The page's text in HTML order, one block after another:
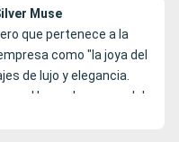
Muse
que pertenece a la
como "la joya del
de lujo y elegancia.
es el barco hermano del